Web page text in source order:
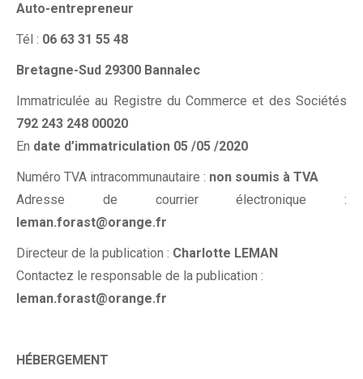
Auto-entrepreneur
Tél : 06 63 31 55 48
Bretagne-Sud 29300 Bannalec
Immatriculée au Registre du Commerce et des Sociétés
792 243 248 00020
En date d’immatriculation 05 /05 /2020
Numéro TVA intracommunautaire : non soumis à TVA
Adresse de courrier électronique :
leman.forast@orange.fr
Directeur de la publication : Charlotte LEMAN
Contactez le responsable de la publication :
leman.forast@orange.fr
HÉBERGEMENT